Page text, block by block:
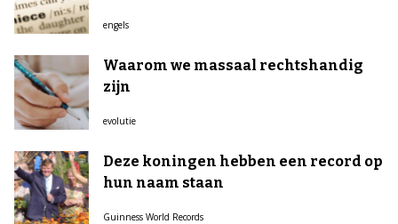
engels
Waarom we massaal rechtshandig
zijn
evolutie
Deze koningen hebben een record op
hun naam staan
Guinness World Records